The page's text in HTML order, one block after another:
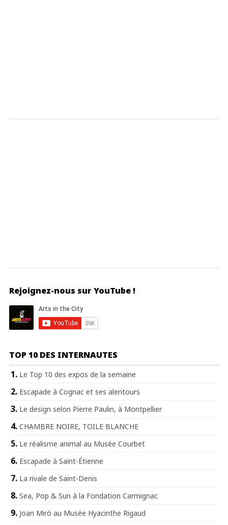
Rejoignez-nous sur YouTube !
TOP 10 DES INTERNAUTES
Le Top 10 des expos de la semaine
Escapade à Cognac et ses alentours
Le design selon Pierre Paulin, à Montpellier
CHAMBRE NOIRE, TOILE BLANCHE
Le réalisme animal au Musée Courbet
Escapade à Saint-Étienne
La rivale de Saint-Denis
Sea, Pop & Sun à la Fondation Carmignac
Joan Miró au Musée Hyacinthe Rigaud